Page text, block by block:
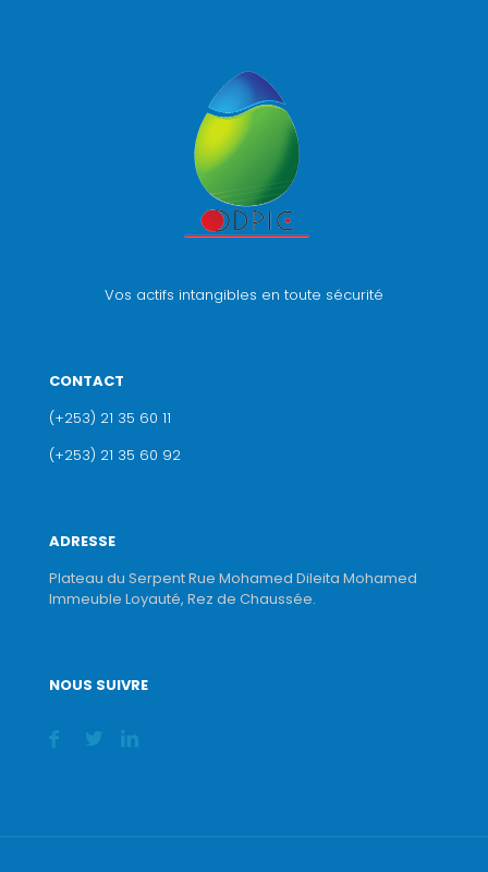
Vos actifs intangibles en toute sécurité
CONTACT
(+253) 21 35 60 11
(+253) 21 35 60 92
ADRESSE
Plateau du Serpent Rue Mohamed Dileita Mohamed
Immeuble Loyauté, Rez de Chaussée.
NOUS SUIVRE